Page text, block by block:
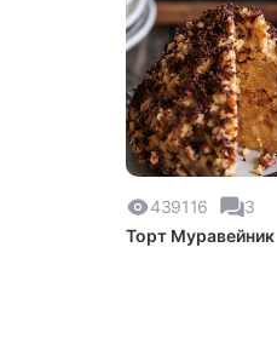
439116
3
Торт Муравейник